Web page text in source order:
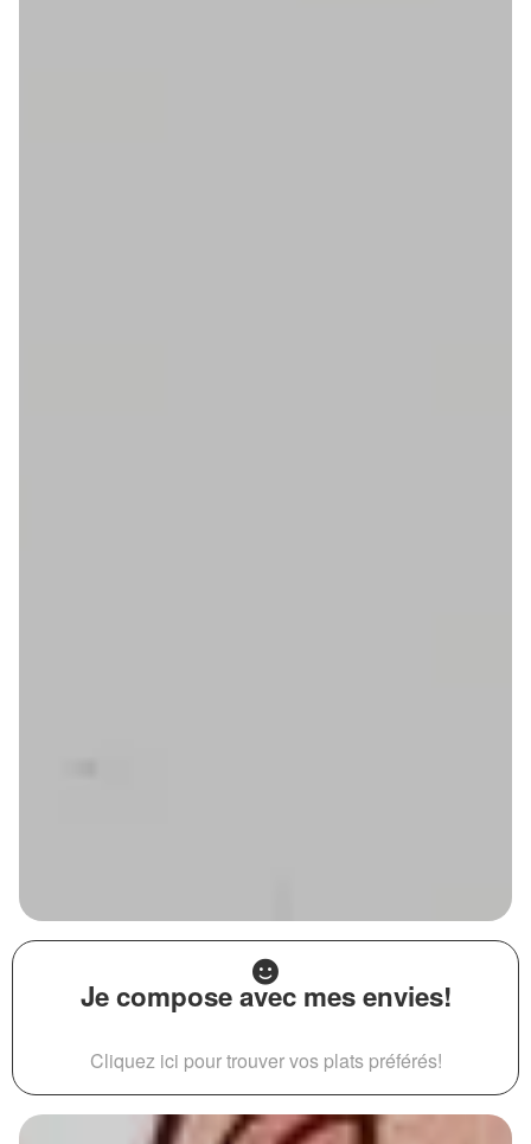
Je compose avec mes envies!
Cliquez ici pour trouver vos plats préférés!